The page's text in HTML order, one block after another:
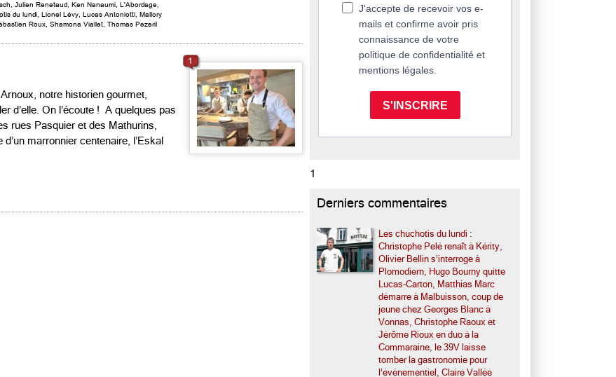
Julien Renetaud Ken Nanaumi L'Abordage
du lundi Lionel Lévy Lucas Antoniotti Mallory
Roux Shamona Viallet Thomas Pezeril
notre historien gourmet,
d’elle. On l’écoute ! A quelques pas
rues Pasquier et des Mathurins,
marronnier centenaire, l’Eskal
1
J'accepte de recevoir vos e-
mails et confirme avoir pris
connaissance de votre
politique de confidentialité et
mentions légales.
S'INSCRIRE
1
Derniers commentaires
Les chuchotis du lundi :
Christophe Pelé renaît à Kérity,
Olivier Bellin s’interroge à
Plomodiern, Hugo Bourny quitte
Lucas-Carton, Matthias Marc
démarre à Malbuisson, coup de
jeune chez Georges Blanc à
Vonnas, Christophe Raoux et
Jérôme Rioux en duo à la
Commaraine, le 39V laisse
tomber la gastronomie pour
l’événementiel, Claire Vallée